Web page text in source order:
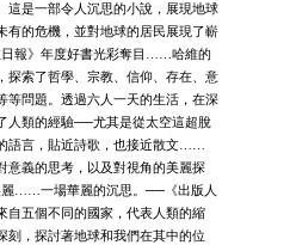
這是一部令人沉思的小說，展現地球
有的危機，並對地球的居民展現了嶄
報》年度好書光彩奪目……哈維的
探索了哲學、宗教、信仰、存在、意
等問題。透過六人一天的生活，在深
人類的經驗──尤其是從太空這超脫
語言，貼近詩歌，也接近散文……
意義的思考，以及對視角的美麗探
……一場華麗的沉思。──《出版人
自五個不同的國家，代表人類的縮
刻，探討著地球和我們在其中的位